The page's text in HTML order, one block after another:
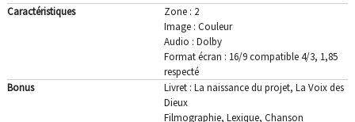
Caractéristiques
Zone : 2
Image : Couleur
Audio : Dolby
Format écran : 16/9 compatible 4/3, 1,85
respecté
Bonus
Livret : La naissance du projet, La Voix des
Dieux
Filmographie, Lexique, Chanson